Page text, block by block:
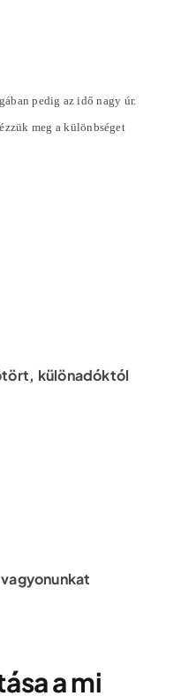
pedig az idő nagy úr.
meg a különbséget
különadóktól
a mi